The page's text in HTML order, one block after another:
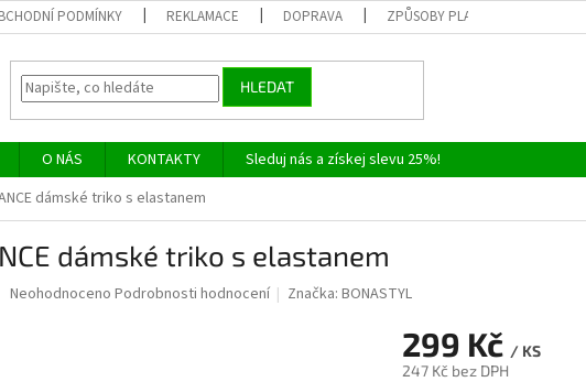
PODMÍNKY REKLAMACE DOPRAVA ZPŮSOBY PLATBY
HLEDAT
O NÁS KONTAKTY
Sleduj nás a získej slevu 25%!
dámské triko s elastanem
dámské triko s elastanem
Průměrné
Neohodnoceno Podrobnosti hodnocení Značka:BONASTYL
299 Kč / KS
247 Kč bez DPH